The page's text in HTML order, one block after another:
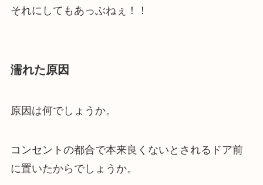
それにしてもあっぶねぇ！！
濡れた原因
原因は何でしょうか。
コンセントの都合で本来良くないとされるドア前
に置いたからでしょうか。